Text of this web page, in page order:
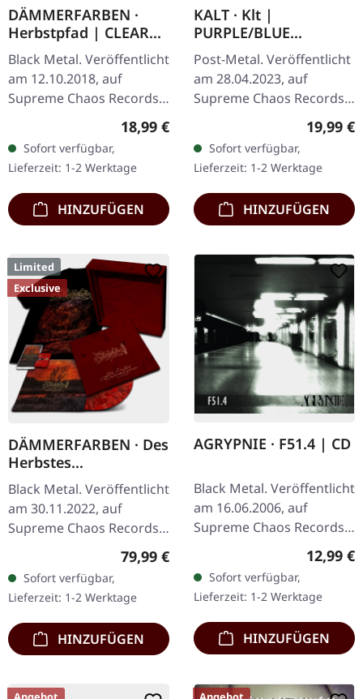
DÄMMERFARBEN ·
Herbstpfad | CLEAR
LP
Black Metal. Veröffentlicht
am 12.10.2018, auf
Supreme Chaos Records.
Transparentes Vinyl
limitiert auf nur 200
Exemplare. Diese
hochwertige…
Regulärer Preis:
18,99 €
Sofort verfügbar,
Lieferzeit: 1-2 Werktage
HINZUFÜGEN
KALT · Klt |
PURPLE/BLUE
SPLATTER LP
Post-Metal. Veröffentlicht
am 28.04.2023, auf
Supreme Chaos Records.
SCR-Exklusives Splatter-
Vinyl auf transparent lila
Vinyl mit blauen Splattern,
…
19,99 €
Sofort verfügbar,
Lieferzeit: 1-2 Werktage
HINZUFÜGEN
Limited
Exclusive
DÄMMERFARBEN · Des
Herbstes
Trauerhymnen MMXX
| WOODEN LP BOX
Black Metal. Veröffentlicht
am 30.11.2022, auf
Supreme Chaos Records.
Mahaghoni-farbene Holz-
Box mit graviertem Logo,
Titel und…
Regulärer Preis:
79,99 €
Sofort verfügbar,
Lieferzeit: 1-2 Werktage
HINZUFÜGEN
AGRYPNIE · F51.4 | CD
Black Metal. Veröffentlicht
am 16.06.2006, auf
Supreme Chaos Records.
CD im Jewelcase mit 12-
seitigem Booklet. Als
Agrypnie 2006 „F51.4"…
12,99 €
Sofort verfügbar,
Lieferzeit: 1-2 Werktage
HINZUFÜGEN